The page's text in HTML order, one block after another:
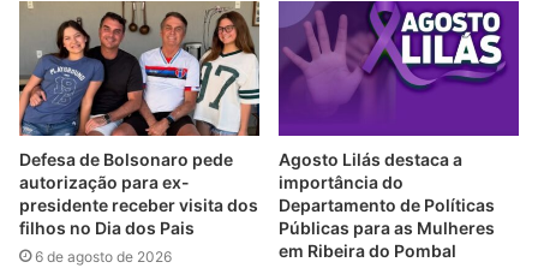
Defesa de Bolsonaro pede
autorização para ex-
presidente receber visita dos
filhos no Dia dos Pais
6 de agosto de 2026
Agosto Lilás destaca a
importância do
Departamento de Políticas
Públicas para as Mulheres
em Ribeira do Pombal